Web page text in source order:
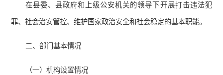
在县委、县政府和上级公安机关的领导下开展打击违法犯
罪、社会治安管控、维护国家政治安全和社会稳定的基本职能。
二、部门基本情况
（一）机构设置情况